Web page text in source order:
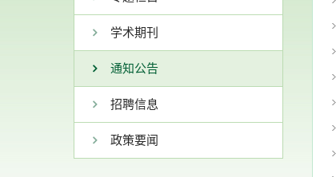
学术期刊
通知公告
招聘信息
政策要闻